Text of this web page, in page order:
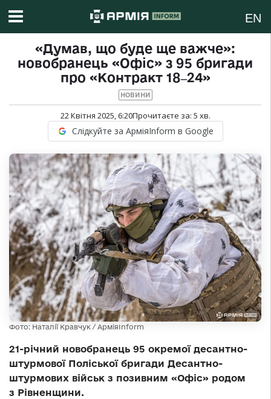
EN
«Думав, що буде ще важче»:
новобранець «Офіс» з 95 бригади
про «Контракт 18‒24»
НОВИНИ
22 Квітня 2025, 6:20Прочитаєте за: 5 хв.
Слідкуйте за АрміяInform в Google
Фото: Наталії Кравчук / АрміяInform
21-річний новобранець 95 окремої десантно-
штурмової Поліської бригади Десантно-
штурмових військ з позивним «Офіс» родом
з Рівненщини.